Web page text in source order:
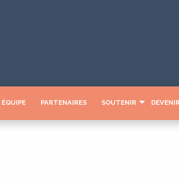
ÉQUIPE PARTENAIRES SOUTENIR